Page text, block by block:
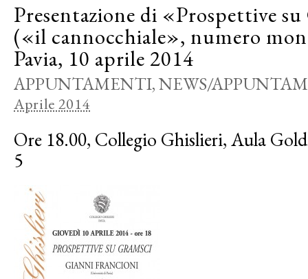
Presentazione di «Prospettive
(«il cannocchiale», numero
Pavia, 10 aprile 2014
APPUNTAMENTI,NEWS/
Aprile 2014
Ore 18.00, Collegio Ghislieri, Aula
5